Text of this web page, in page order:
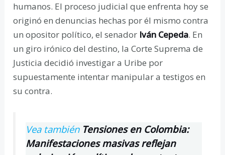
humanos. El proceso judicial que enfrenta hoy se
originó en denuncias hechas por él mismo contra
un opositor político, el senador Iván Cepeda. En
un giro irónico del destino, la Corte Suprema de
Justicia decidió investigar a Uribe por
supuestamente intentar manipular a testigos en
su contra.
Vea también Tensiones en Colombia:
Manifestaciones masivas reflejan